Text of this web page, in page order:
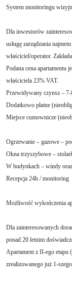
System monitoringu
Dla inwestorów
usługę zarządzania
właściciel/operator.
Podana cena apartamentu
właściciela 23% VAT.
Przewidywany czynsz – 7-
Dodatkowo płatne
Miejsce cumownicze
Ogrzewanie – gazowe –
Okna trzyszybowe –
W budynkach – windy
Recepcja 24h / monitoring
Możliwość wykończenia
Dla zainteresowanych
ponad 20 letnim
Apartament z II-ego etapu
zrealizowanego już 1-